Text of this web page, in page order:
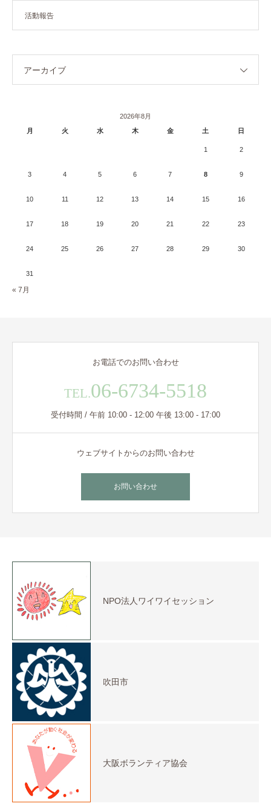
活動報告
アーカイブ
2026年8月
月
火 水 木 金 土 日
1 2
3 4 5 6 7 8 9
10 11 12 13 14 15 16
17 18 19 20 21 22 23
24 25 26 27 28 29 30
31
« 7月
お電話でのお問い合わせ
TEL.06-6734-5518
受付時間 / 午前 10:00 - 12:00 午後 13:00 - 17:00
ウェブサイトからのお問い合わせ
お問い合わせ
NPO法人ワイワイセッション
吹田市
大阪ボランティア協会